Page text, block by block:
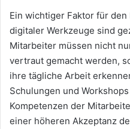
Ein wichtiger Faktor für
digitaler Werkzeuge sind
Mitarbeiter müssen nicht
vertraut gemacht werden,
ihre tägliche Arbeit
Schulungen und
Kompetenzen der
einer höheren Akzeptanz